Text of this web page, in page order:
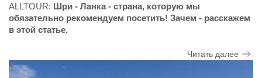
ALLTOUR: Шри - Ланка - страна, которую мы
обязательно рекомендуем посетить! Зачем - расскажем
в этой статье.
Читать далее